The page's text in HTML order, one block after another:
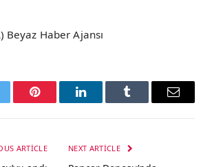
Beyaz Haber Ajansı
Pinterest LinkedInTumblr Email
ARTICLE NEXT ARTICLE